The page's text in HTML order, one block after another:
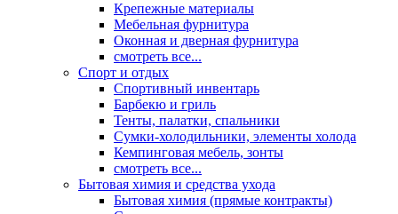
Крепежные материалы
Мебельная фурнитура
Оконная и дверная фурнитура
смотреть все...
Спорт и отдых
Спортивный инвентарь
Барбекю и гриль
Тенты, палатки, спальники
Сумки-холодильники, элементы холода
Кемпинговая мебель, зонты
смотреть все...
Бытовая химия и средства ухода
Бытовая химия (прямые контракты)